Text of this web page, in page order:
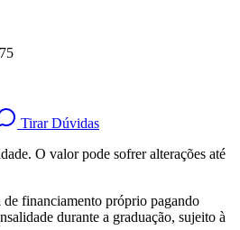
Tirar Dúvidas
O valor pode sofrer alterações até
financiamento próprio pagando
durante a graduação, sujeito à